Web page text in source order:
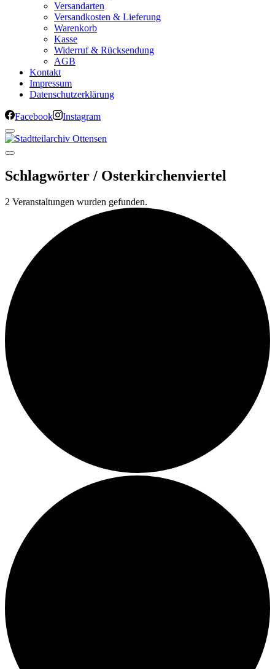
Versandarten
Versandkosten & Lieferung
Warenkorb
Kasse
Widerruf & Rücksendung
AGB
Kontakt
Impressum
Datenschutzerklärung
Facebook Instagram
Schlagwörter / Osterkirchenviertel
2 Veranstaltungen wurden gefunden.